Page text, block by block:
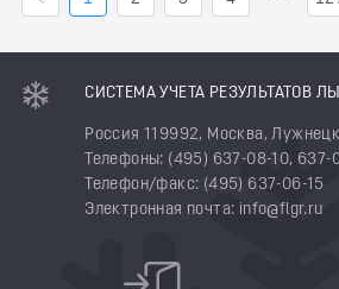
СИСТЕМА УЧЕТА РЕЗУЛЬТАТОВ
Россия 119992, Москва,
Телефоны: (495) 637-08-10,
Телефон/факс: (495) 637-06-15
Электронная почта: info@flgr.ru